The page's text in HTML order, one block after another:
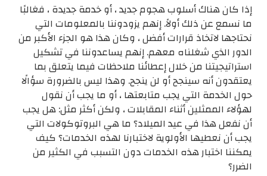
إذا كان هناك أسلوب هجوم جديد ، أو خدمة جديدة ، فغالبًا
ما نسمع عن ذلك أولاً. إنهم يزودوننا بالمعلومات التي
نحتاجها لاتخاذ قرارات أفضل ، وكان هذا هو الجزء الأكبر من
الدور الذي شغلناه معهم. إنهم يساعدوننا في تشكيل
استراتيجيتنا من خلال إعطائنا ملاحظات فيما يتعلق بما
يعتقدون أنه سينجح أو لن ينجح. وهذا ليس بالضرورة سؤالًا
حول الخدمة التي يجب متابعتها ، أو ما يجب أن نقول
لهؤلاء الممثلين أثناء المقابلات ، ولكن أكثر مثل: هل يجب
أن نفعل هذا في عيد الميلاد؟ ما هي البروتوكولات التي
يجب أن نعطيها الأولوية لاختبارنا لهذه الخدمات؟ كيف
يمكننا اختبار هذه الخدمات دون التسبب في الكثير من
الضرر؟